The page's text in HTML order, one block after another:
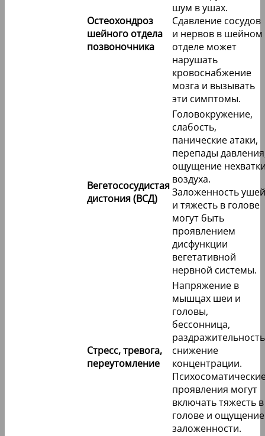
Остеохондроз
шейного отдела
позвоночника
шум в ушах.
Сдавление сосудов
и нервов в шейном
отделе может
нарушать
кровоснабжение
мозга и вызывать
эти симптомы.
Вегетососудистая
дистония (ВСД)
Головокружение,
слабость,
панические атаки,
перепады
ощущение
воздуха.
Заложенность ушей
и тяжесть в голове
могут быть
проявлением
дисфункции
вегетативной
нервной системы.
Стресс, тревога,
переутомление
Напряжение в
мышцах шеи и
головы,
бессонница,
снижение
концентрации.
проявления могут
включать тяжесть в
голове и ощущение
заложенности.